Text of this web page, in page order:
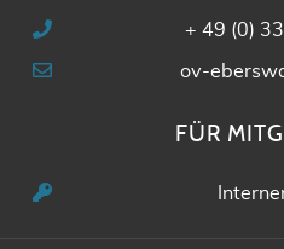
+ 49 (0)
ov-
FÜR